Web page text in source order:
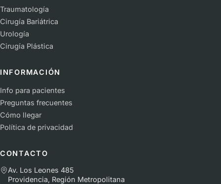
Traumatología
Cirugía Bariátrica
Urología
Cirugía Plástica
INFORMACIÓN
Info para pacientes
Preguntas frecuentes
Cómo llegar
Política de privacidad
CONTACTO
Av. Los Leones 485
Providencia, Región Metropolitana